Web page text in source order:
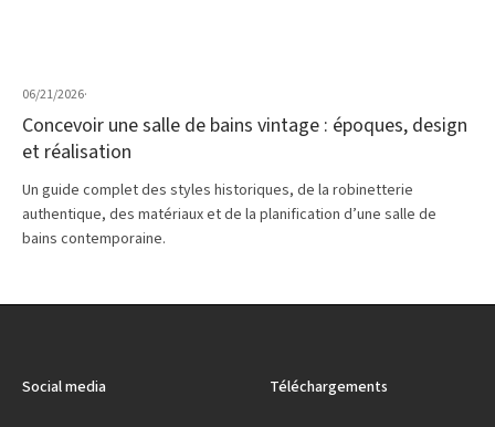
06/21/2026·
Concevoir une salle de bains vintage : époques, design
et réalisation
Un guide complet des styles historiques, de la robinetterie
authentique, des matériaux et de la planification d’une salle de
bains contemporaine.
Social media Téléchargements